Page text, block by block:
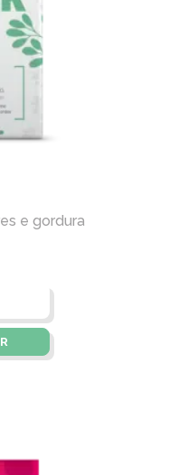
e gordura